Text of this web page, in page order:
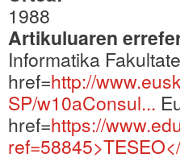
1988
Artikuluaren
Informatika
href=http://
SP/w10aConsul...
href=https://